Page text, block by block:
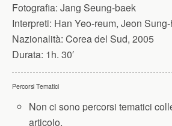
Fotografia: Jang Seung-baek
Interpreti: Han Yeo-reum, Jeon
Nazionalità: Corea del Sud, 2005
Durata: 1h. 30′
Percorsi Tematici
Non ci sono percorsi tematici
articolo.